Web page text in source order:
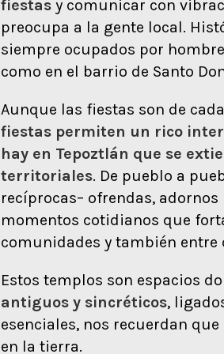
fiestas y comunicar con
preocupa a la gente local.
siempre ocupados por
como en el barrio de Santo
Aunque las fiestas son de
fiestas permiten un rico
hay en Tepoztlán que se
territoriales. De pueblo a
recíprocas– ofrendas,
momentos cotidianos que
comunidades y también entre
Estos templos son espacios
antiguos y sincréticos,
esenciales, nos recuerdan
en la tierra.